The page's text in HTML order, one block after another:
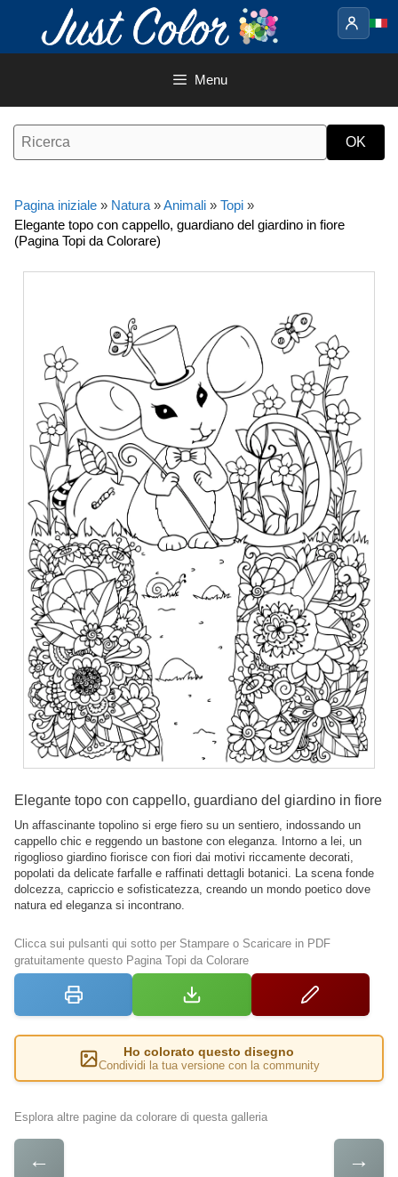
contenuto
Menu
Pagina iniziale » Natura »Animali » Topi »
Elegante topo con cappello, guardiano del giardino in fiore
(Pagina Topi da Colorare)
Elegante topo con cappello, guardiano del giardino in fiore
Un affascinante topolino si erge fiero su un sentiero, indossando un
cappello chic e reggendo un bastone con eleganza. Intorno a lei, un
rigoglioso giardino fiorisce con fiori dai motivi riccamente decorati,
popolati da delicate farfalle e raffinati dettagli botanici. La scena fonde
dolcezza, capriccio e sofisticatezza, creando un mondo poetico dove
natura ed eleganza si incontrano.
Clicca sui pulsanti qui sotto per Stampare o Scaricare in PDF
gratuitamente questo Pagina Topi da Colorare
Ho colorato questo disegno
Condividi la tua versione con la community
Esplora altre pagine da colorare di questa galleria
← →